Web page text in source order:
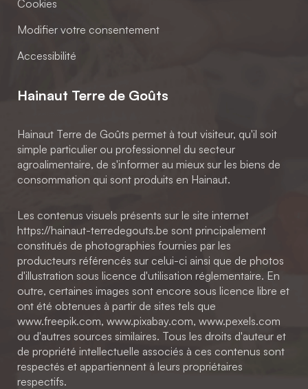
Cookies
Modifier votre consentement
Accessibilité
Hainaut Terre de Goûts
Hainaut Terre de Goûts permet à tout visiteur, qu'il soit
simple particulier ou professionnel du secteur
agroalimentaire, de s'informer au mieux sur les biens de
consommation qui sont produits en Hainaut.
Les contenus visuels présents sur le site internet
https://hainaut-terredegouts.be sont principalement
constitués de photographies fournies par les
producteurs référencés sur celui-ci ainsi que de photos
d'illustration sous licence d'utilisation réglementaire. En
outre, certaines images sont encore sous licence libre et
ont été obtenues à partir de sites tels que
www.freepik.com, www.pixabay.com, www.pexels.com
ou d'autres sources similaires. Tous les droits d'auteur et
de propriété intellectuelle associés à ces contenus sont
respectés et appartiennent à leurs propriétaires
respectifs.